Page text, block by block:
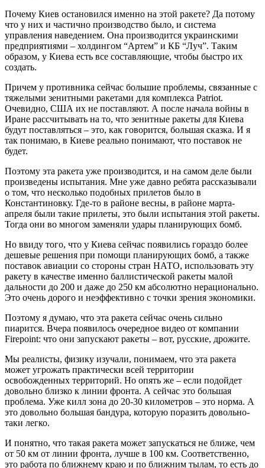
Почему Киев остановился именно на этой ракете? Да потому
что у них и частично производство было, и система
управления наведением. Она производится украинскими
предприятиями – холдингом “Артем” и КБ “Луч”. Таким
образом, у Киева есть все составляющие, чтобы быстро их
создать.
Причем у противника сейчас большие проблемы, связанные с
тяжелыми зенитными ракетами для комплекса Patriot.
Очевидно, США их не поставляют. А после начала войны в
Иране рассчитывать на то, что зенитные ракеты для Киева
будут поставляться – это, как говорится, большая сказка. И я
так понимаю, в Киеве реально понимают, что поставок не
будет.
Поэтому эта ракета уже производится, и на самом деле были
произведены испытания. Мне уже давно ребята рассказывали
о том, что несколько подобных прилетов было в
Константиновку. Где-то в районе весны, в районе марта-
апреля были такие прилеты, это были испытания этой ракеты.
Тогда они во многом заменяли удары планирующих бомб.
Но ввиду того, что у Киева сейчас появились гораздо более
дешевые решения при помощи планирующих бомб, а также
поставок авиации со стороны стран НАТО, использовать эту
ракету в качестве именно баллистической ракеты малой
дальности до 200 и даже до 250 км абсолютно нерационально.
Это очень дорого и неэффективно с точки зрения экономики.
Поэтому я думаю, что эта ракета сейчас очень сильно
пиарится. Вчера появилось очередное видео от компании
Firepoint: что они запускают ракеты – вот, русские, дрожите.
Мы реалисты, физику изучали, понимаем, что эта ракета
может угрожать практически всей территории
освобожденных территорий. Но опять же – если подойдет
довольно близко к линии фронта. А сейчас это большая
проблема. Уже килл зона до 20-30 километров – это норма. А
это довольно большая бандура, которую поразить довольно-
таки легко.
И понятно, что такая ракета может запускаться не ближе, чем
от 50 км от линии фронта, лучше в 100 км. Соответственно,
это работа по ближнему краю и по ближним тылам, то есть до